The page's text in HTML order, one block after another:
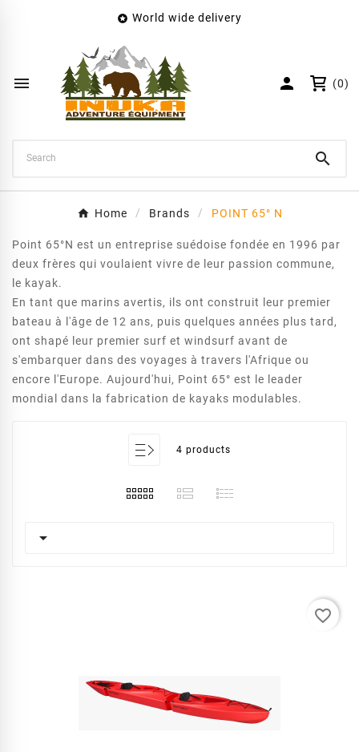
 World wide delivery
  (0)

Home Brands POINT 65° N
Point 65°N est un entreprise suédoise fondée en 1996 par
deux frères qui voulaient vivre de leur passion commune,
le kayak.
En tant que marins avertis, ils ont construit leur premier
bateau à l'âge de 12 ans, puis quelques années plus tard,
ont shapé leur premier surf et windsurf avant de
s'embarquer dans des voyages à travers l'Afrique ou
encore l'Europe. Aujourd'hui, Point 65° est le leader
mondial dans la fabrication de kayaks modulables.
4 products

favorite_border
Wishlist name